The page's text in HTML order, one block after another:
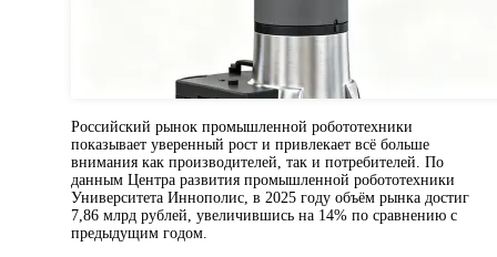
Российский рынок промышленной робототехники
показывает уверенный рост и привлекает всё больше
внимания как производителей, так и потребителей. По
данным Центра развития промышленной робототехники
Университета Иннополис, в 2025 году объём рынка достиг
7,86 млрд рублей, увеличившись на 14% по сравнению с
предыдущим годом.